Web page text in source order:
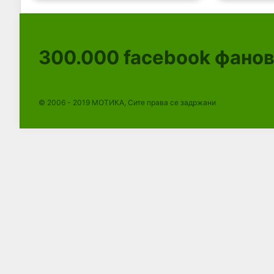
300.000 facebook
© 2006 - 2019 МОТИКА, Сите права се задржани